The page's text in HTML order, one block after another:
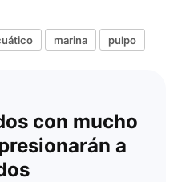
marina pulpo
con mucho
a